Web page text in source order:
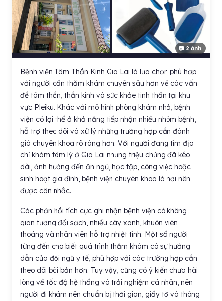
📷 2 ảnh
Bệnh viện Tâm Thần Kinh Gia Lai là lựa chọn phù hợp
với người cần thăm khám chuyên sâu hơn về các vấn
đề tâm thần, thần kinh và sức khỏe tinh thần tại khu
vực Pleiku. Khác với mô hình phòng khám nhỏ, bệnh
viện có lợi thế ở khả năng tiếp nhận nhiều nhóm bệnh,
hỗ trợ theo dõi và xử lý những trường hợp cần đánh
giá chuyên khoa rõ ràng hơn. Với người đang tìm địa
chỉ khám tâm lý ở Gia Lai nhưng triệu chứng đã kéo
dài, ảnh hưởng đến ăn ngủ, học tập, công việc hoặc
sinh hoạt gia đình, bệnh viện chuyên khoa là nơi nên
được cân nhắc.
Các phản hồi tích cực ghi nhận bệnh viện có không
gian tương đối sạch, nhiều cây xanh, khuôn viên
thoáng và nhân viên hỗ trợ nhiệt tình. Một số người
từng đến cho biết quá trình thăm khám có sự hướng
dẫn của đội ngũ y tế, phù hợp với các trường hợp cần
theo dõi bài bản hơn. Tuy vậy, cũng có ý kiến chưa hài
lòng về tốc độ hệ thống và trải nghiệm cá nhân, nên
người đi khám nên chuẩn bị thời gian, giấy tờ và thông